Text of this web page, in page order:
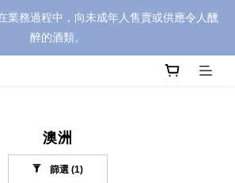
業務過程中，向未成年人售賣或供應令人醺
醉的酒類。
澳洲
篩選 (1)